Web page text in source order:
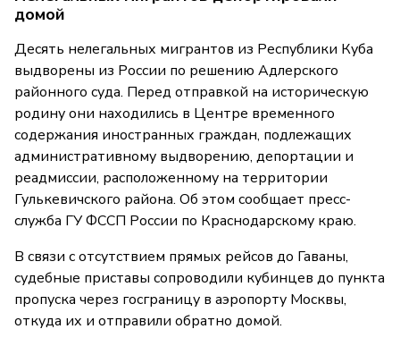
домой
Десять нелегальных мигрантов из Республики Куба
выдворены из России по решению Адлерского
районного суда. Перед отправкой на историческую
родину они находились в Центре временного
содержания иностранных граждан, подлежащих
административному выдворению, депортации и
реадмиссии, расположенному на территории
Гулькевичского района. Об этом сообщает пресс-
служба ГУ ФССП России по Краснодарскому краю.
В связи с отсутствием прямых рейсов до Гаваны,
судебные приставы сопроводили кубинцев до пункта
пропуска через госграницу в аэропорту Москвы,
откуда их и отправили обратно домой.